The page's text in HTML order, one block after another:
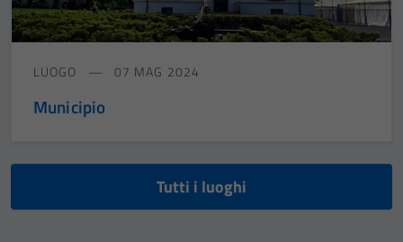
LUOGO 07 MAG 2024
Municipio
Tutti i luoghi